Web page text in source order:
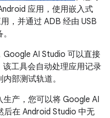
应用，使用嵌入式
，并通过 ADB 经由 USB
AI Studio 可以直接
工具会自动处理应用记录
部测试轨道。
产，您可以将 Google AI
后在 Android Studio 中无